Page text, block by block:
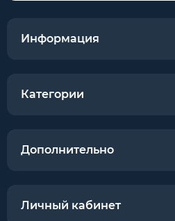
Информация
Категории
Дополнительно
Личный кабинет